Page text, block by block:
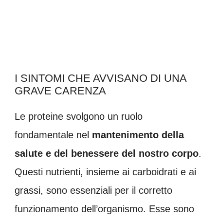
I SINTOMI CHE AVVISANO DI UNA
GRAVE CARENZA
Le proteine svolgono un ruolo
fondamentale nel mantenimento della
salute e del benessere del nostro corpo.
Questi nutrienti, insieme ai carboidrati e ai
grassi, sono essenziali per il corretto
funzionamento dell’organismo. Esse sono